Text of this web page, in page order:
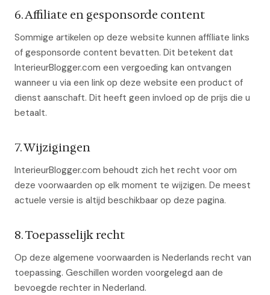
6. Affiliate en gesponsorde content
Sommige artikelen op deze website kunnen affiliate links
of gesponsorde content bevatten. Dit betekent dat
InterieurBlogger.com een vergoeding kan ontvangen
wanneer u via een link op deze website een product of
dienst aanschaft. Dit heeft geen invloed op de prijs die u
betaalt.
7. Wijzigingen
InterieurBlogger.com behoudt zich het recht voor om
deze voorwaarden op elk moment te wijzigen. De meest
actuele versie is altijd beschikbaar op deze pagina.
8. Toepasselijk recht
Op deze algemene voorwaarden is Nederlands recht van
toepassing. Geschillen worden voorgelegd aan de
bevoegde rechter in Nederland.